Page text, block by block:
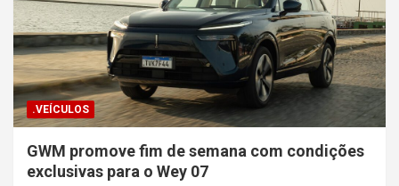
.VEÍCULOS
GWM promove fim de semana com condições
exclusivas para o Wey 07